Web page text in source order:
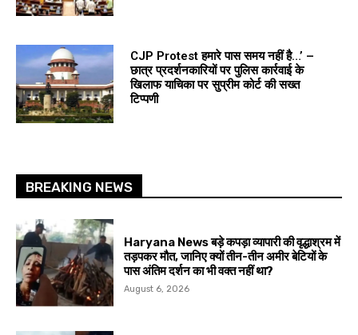
CJP Protest हमारे पास समय नहीं है…’ –
छात्र प्रदर्शनकारियों पर पुलिस कार्रवाई के
खिलाफ याचिका पर सुप्रीम कोर्ट की सख्त
टिप्पणी
BREAKING NEWS
Haryana News बड़े कपड़ा व्यापारी की वृद्धाश्रम में
तड़पकर मौत, जानिए क्यों तीन-तीन अमीर बेटियों के
पास अंतिम दर्शन का भी वक्त नहीं था?
August 6, 2026